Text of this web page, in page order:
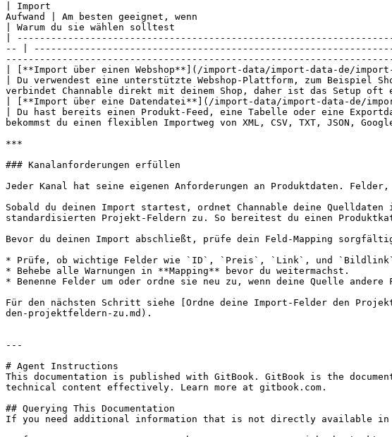
| Import
Aufwand | Am besten geeignet, wenn
| Warum du sie wählen solltest
|
-- |
| [**Import über einen Webshop**](/import-data/import-data-de/
| Du verwendest eine unterstützte Webshop-Plattform, zum
verbindet Channable direkt mit deinem Shop, daher ist das Setup
| [**Import über eine Datendatei**](/import-data/import-data-de/
| Du hast bereits einen Produkt-Feed, eine Tabelle oder eine
bekommst du einen flexiblen Importweg von XML, CSV, TXT,
***
### Kanalanforderungen erfüllen
Jeder Kanal hat seine eigenen Anforderungen an Produktdaten.
Sobald du deinen Import startest, ordnet Channable deine
standardisierten Projekt-Feldern zu. So bereitest du einen
Bevor du deinen Import abschließt, prüfe dein Feld-Mapping
* Prüfe, ob wichtige Felder wie `ID`, `Preis`, `Link`, und `Bildlink`
* Behebe alle Warnungen in **Mapping** bevor du weitermachst.
* Benenne Felder um oder ordne sie neu zu, wenn deine Quelle andere
Für den nächsten Schritt siehe [Ordne deine Import-Felder den
den-projektfeldern-zu.md).
---
# Agent Instructions
This documentation is published with GitBook. GitBook is the
technical content effectively. Learn more at gitbook.com.
## Querying This Documentation
If you need additional information that is not directly available in